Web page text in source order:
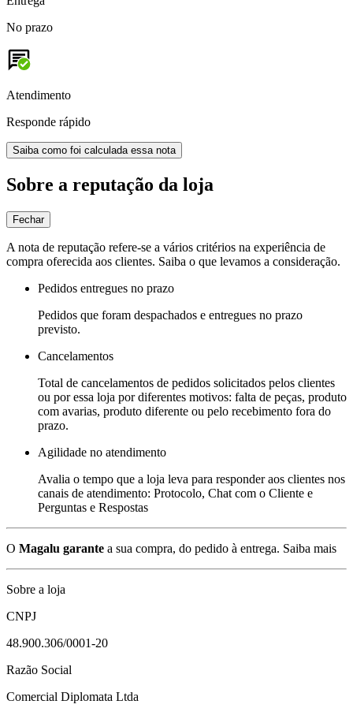
No prazo
Atendimento
Responde rápido
Saiba como foi calculada essa nota
Sobre a reputação da loja
Fechar
A nota de reputação refere-se a vários critérios na experiência de
compra oferecida aos clientes. Saiba o que levamos a consideração.
Pedidos entregues no prazo
Pedidos que foram despachados e entregues no prazo
previsto.
Cancelamentos
Total de cancelamentos de pedidos solicitados pelos clientes
ou por essa loja por diferentes motivos: falta de peças, produto
com avarias, produto diferente ou pelo recebimento fora do
prazo.
Agilidade no atendimento
Avalia o tempo que a loja leva para responder aos clientes nos
canais de atendimento: Protocolo, Chat com o Cliente e
Perguntas e Respostas
O Magalu garante a sua compra, do pedido à entrega. Saiba mais
Sobre a loja
CNPJ
48.900.306/0001-20
Razão Social
Comercial Diplomata Ltda